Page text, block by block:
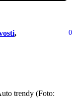
, 0
trendy (Foto: